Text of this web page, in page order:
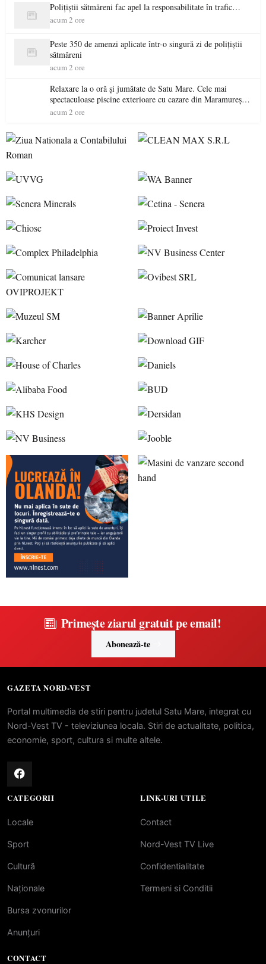
Polițiștii sătmăreni fac apel la responsabilitate în trafic…
acum 2 ore
Peste 350 de amenzi aplicate într-o singură zi de polițiștii
sătmăreni
acum 2 ore
Relaxare la o oră și jumătate de Satu Mare. Cele mai
spectaculoase piscine exterioare cu cazare din Maramureș,
ideale pentru o escapadă de vară
acum 2 ore
Primește ziarul gratuit pe email!
Abonează-te
GAZETA NORD-VEST
Portal multimedia de stiri pentru judetul Satu Mare, integrat cu
Nord-Vest TV - televiziunea locala. Stiri de actualitate, politica,
economie, sport, cultura si multe altele.
CATEGORII
Locale
Sport
Cultură
Naționale
Bursa zvonurilor
Anunțuri
LINK-URI UTILE
Contact
Nord-Vest TV Live
Confidentialitate
Termeni si Conditii
CONTACT